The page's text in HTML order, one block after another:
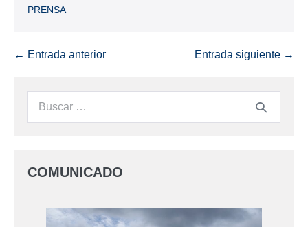
PRENSA
← Entrada anterior Entrada siguiente →
COMUNICADO